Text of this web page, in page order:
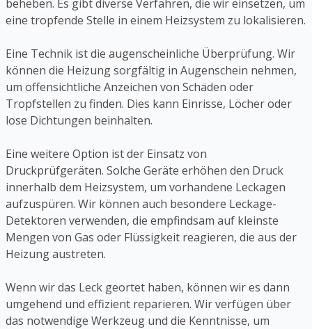
beheben. Es gibt diverse Verfahren, die wir einsetzen, um
eine tropfende Stelle in einem Heizsystem zu lokalisieren.
Eine Technik ist die augenscheinliche Überprüfung. Wir
können die Heizung sorgfältig in Augenschein nehmen,
um offensichtliche Anzeichen von Schäden oder
Tropfstellen zu finden. Dies kann Einrisse, Löcher oder
lose Dichtungen beinhalten.
Eine weitere Option ist der Einsatz von
Druckprüfgeräten. Solche Geräte erhöhen den Druck
innerhalb dem Heizsystem, um vorhandene Leckagen
aufzuspüren. Wir können auch besondere Leckage-
Detektoren verwenden, die empfindsam auf kleinste
Mengen von Gas oder Flüssigkeit reagieren, die aus der
Heizung austreten.
Wenn wir das Leck geortet haben, können wir es dann
umgehend und effizient reparieren. Wir verfügen über
das notwendige Werkzeug und die Kenntnisse, um